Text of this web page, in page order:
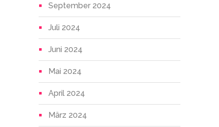
September 2024
Juli 2024
Juni 2024
Mai 2024
April 2024
März 2024